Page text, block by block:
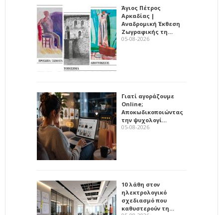
Άγιος Πέτρος
Αρκαδίας |
Αναδρομική Έκθεση
Ζωγραφικής τη…
05-08-2026
Γιατί αγοράζουμε
Online;
Αποκωδικοποιώντας
την ψυχολογί…
05-08-2026
10 λάθη στον
ηλεκτρολογικό
σχεδιασμό που
καθυστερούν τη…